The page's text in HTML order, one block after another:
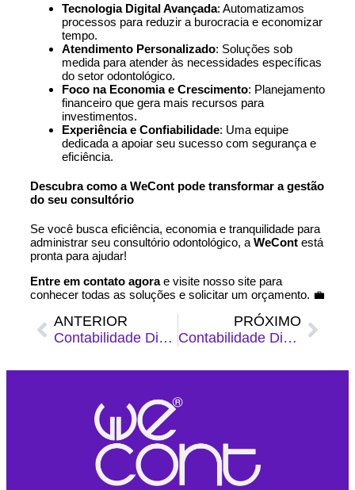
Tecnologia Digital Avançada: Automatizamos
processos para reduzir a burocracia e economizar
tempo.
Atendimento Personalizado: Soluções sob
medida para atender às necessidades específicas
do setor odontológico.
Foco na Economia e Crescimento: Planejamento
financeiro que gera mais recursos para
investimentos.
Experiência e Confiabilidade: Uma equipe
dedicada a apoiar seu sucesso com segurança e
eficiência.
Descubra como a WeCont pode transformar a gestão
do seu consultório
Se você busca eficiência, economia e tranquilidade para
administrar seu consultório odontológico, a WeCont está
pronta para ajudar!
Entre em contato agorae visite nosso site para
conhecer todas as soluções e solicitar um orçamento. 💼
ANTERIOR
Contabilidade Digital para Profissionais Liberais no Rio de Janeiro: Vantagens de ter um contador especializado
PRÓXIMO
Contabilidade Digital para Prestadores de Serviços no Rio de Janeiro: Entenda a importância